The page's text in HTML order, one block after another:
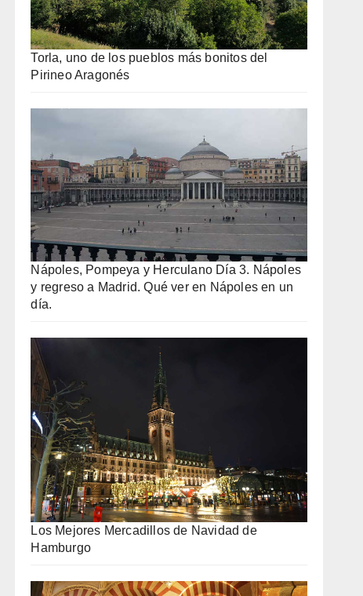
Torla, uno de los pueblos más bonitos del
Pirineo Aragonés
Nápoles, Pompeya y Herculano Día 3. Nápoles
y regreso a Madrid. Qué ver en Nápoles en un
día.
Los Mejores Mercadillos de Navidad de
Hamburgo